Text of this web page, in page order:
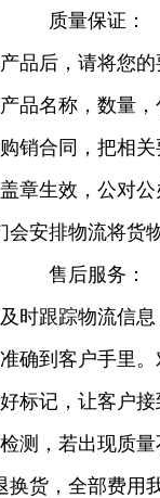
质量保证：
品后，请将您
品名称，数量
销合同，把相
章生效，公对公
会安排物流将货
售后服务：
时跟踪物流信
确到客户手里
标记，让客户
测，若出现质
换货，全部费用